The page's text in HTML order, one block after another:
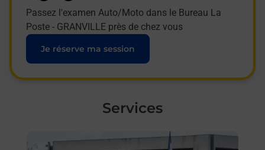
Passez l'examen Auto/Moto dans le Bureau La
Poste - GRANVILLE près de chez vous
Je réserve ma session
Services
En savoir plus